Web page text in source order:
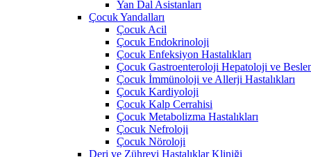
Yan Dal Asistanları
Çocuk Yandalları
Çocuk Acil
Çocuk Endokrinoloji
Çocuk Enfeksiyon Hastalıkları
Çocuk Gastroenteroloji Hepatoloji ve
Çocuk İmmünoloji ve Allerji Hastalıkları
Çocuk Kardiyoloji
Çocuk Kalp Cerrahisi
Çocuk Metabolizma Hastalıkları
Çocuk Nefroloji
Çocuk Nöroloji
Deri ve Zührevi Hastalıklar Kliniği